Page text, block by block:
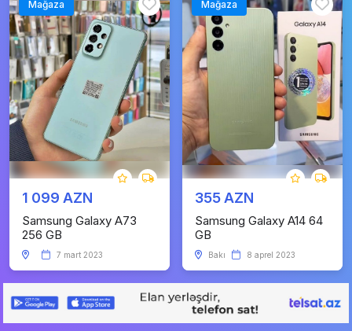
Mağaza
1 099 AZN
Samsung Galaxy A73
256 GB
7 mart 2023
Mağaza
355 AZN
Samsung Galaxy A14 64
GB
Bakı 8 aprel 2023